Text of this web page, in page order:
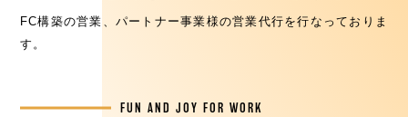
FC構築の営業、パートナー事業様の営業代行を行なっておりま
す。
FUN AND JOY FOR WORK